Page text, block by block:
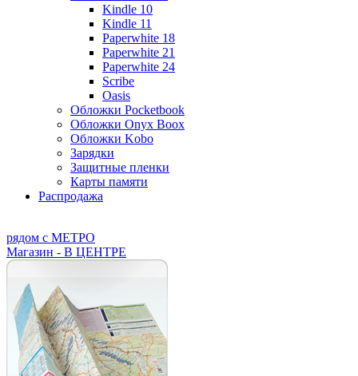
Kindle 10
Kindle 11
Paperwhite 18
Paperwhite 21
Paperwhite 24
Scribe
Oasis
Обложки Pocketbook
Обложки Onyx Boox
Обложки Kobo
Зарядки
Защитные пленки
Карты памяти
Распродажа
рядом с МЕТРО
Магазин - В ЦЕНТРЕ